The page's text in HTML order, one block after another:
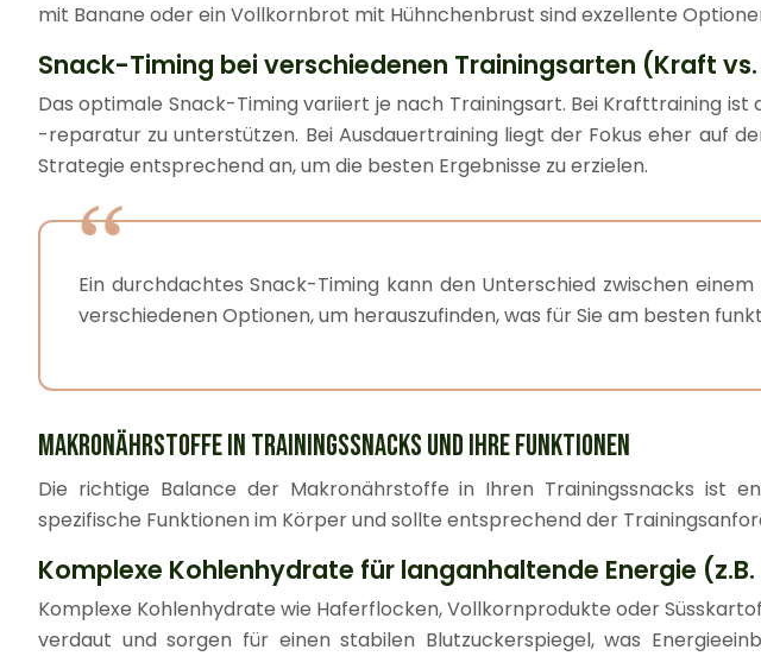
mit Banane oder ein Vollkornbrot mit Hühnchenbrust sind exzellente
Snack-Timing bei verschiedenen Trainingsarten (Kraft
Das optimale Snack-Timing variiert je nach Trainingsart. Bei Krafttraining
-reparatur zu unterstützen. Bei Ausdauertraining liegt der Fokus eher auf
Strategie entsprechend an, um die besten Ergebnisse zu erzielen.
Ein durchdachtes Snack-Timing kann den Unterschied zwischen
verschiedenen Optionen, um herauszufinden, was für Sie am besten
MAKRONÄHRSTOFFE IN TRAININGSSNACKS UND IHRE FUNKTIONEN
Die richtige Balance der Makronährstoffe in Ihren Trainingssnacks ist
spezifische Funktionen im Körper und sollte entsprechend der
Komplexe Kohlenhydrate für langanhaltende Energie
Komplexe Kohlenhydrate wie Haferflocken, Vollkornprodukte oder
verdaut und sorgen für einen stabilen Blutzuckerspiegel, was